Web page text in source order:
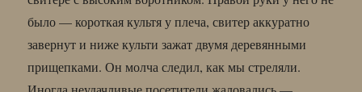
было — короткая культя у плеча, свитер аккуратно
завернут и ниже культи зажат двумя деревянными
прищепками. Он молча следил, как мы стреляли.